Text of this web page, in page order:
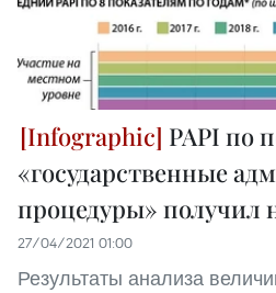
PAPI по
«государственные
процедуры» получил
27/04/2021 01:00
Результаты анализа